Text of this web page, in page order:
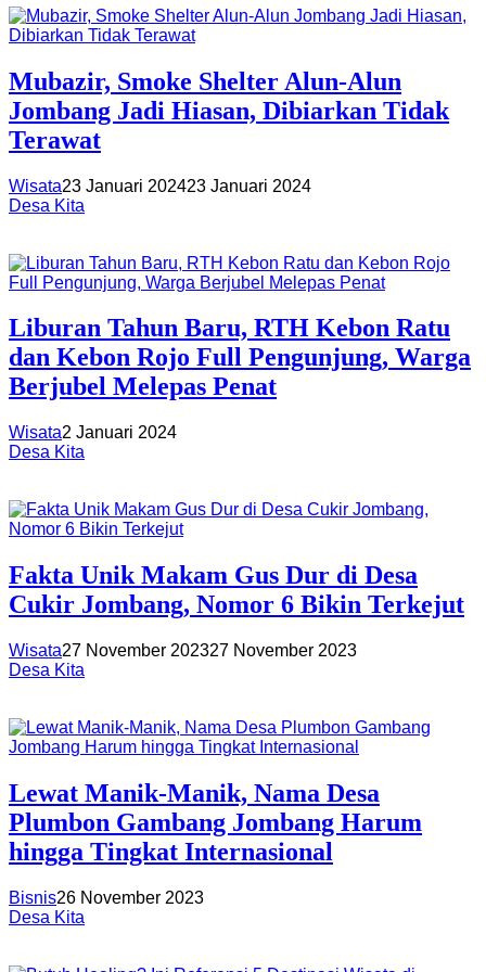
Mubazir, Smoke Shelter Alun-Alun
Jombang Jadi Hiasan, Dibiarkan Tidak
Terawat
Wisata23 Januari 202423 Januari 2024
Desa Kita
Liburan Tahun Baru, RTH Kebon Ratu
dan Kebon Rojo Full Pengunjung, Warga
Berjubel Melepas Penat
Wisata2 Januari 2024
Desa Kita
Fakta Unik Makam Gus Dur di Desa
Cukir Jombang, Nomor 6 Bikin Terkejut
Wisata27 November 202327 November 2023
Desa Kita
Lewat Manik-Manik, Nama Desa
Plumbon Gambang Jombang Harum
hingga Tingkat Internasional
Bisnis26 November 2023
Desa Kita